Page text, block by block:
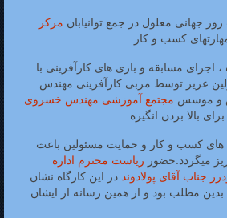
جهانی معلول در جمع توانیابان مرکز
کسب و کار
اجرای مسابقه و بازی های کارآفرینی با
عزیز توسط مربی کارآفرینی مهندس
و موسس مجتمع آموزشی مهندس خسروی
بالا بردن انگیزه.
کسب و کار و حمایت مسئولین باعث
میگردد.حضور ریاست محترم اداره
جناب آقای پولادوند در این کارگاه نشان
بدین مطلب بود و از همین رسانه از ایشان